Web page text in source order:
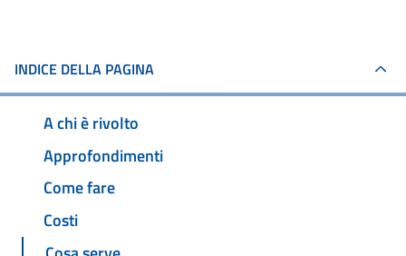
INDICE DELLA PAGINA
A chi è rivolto
Approfondimenti
Come fare
Costi